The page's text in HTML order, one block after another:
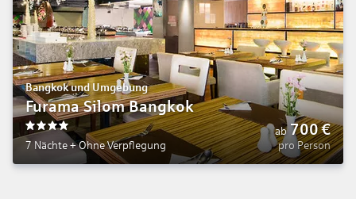
Bangkok und Umgebung
Furama Silom Bangkok
4
7 Nächte +Ohne Verpflegung
ab 700€
pro Person